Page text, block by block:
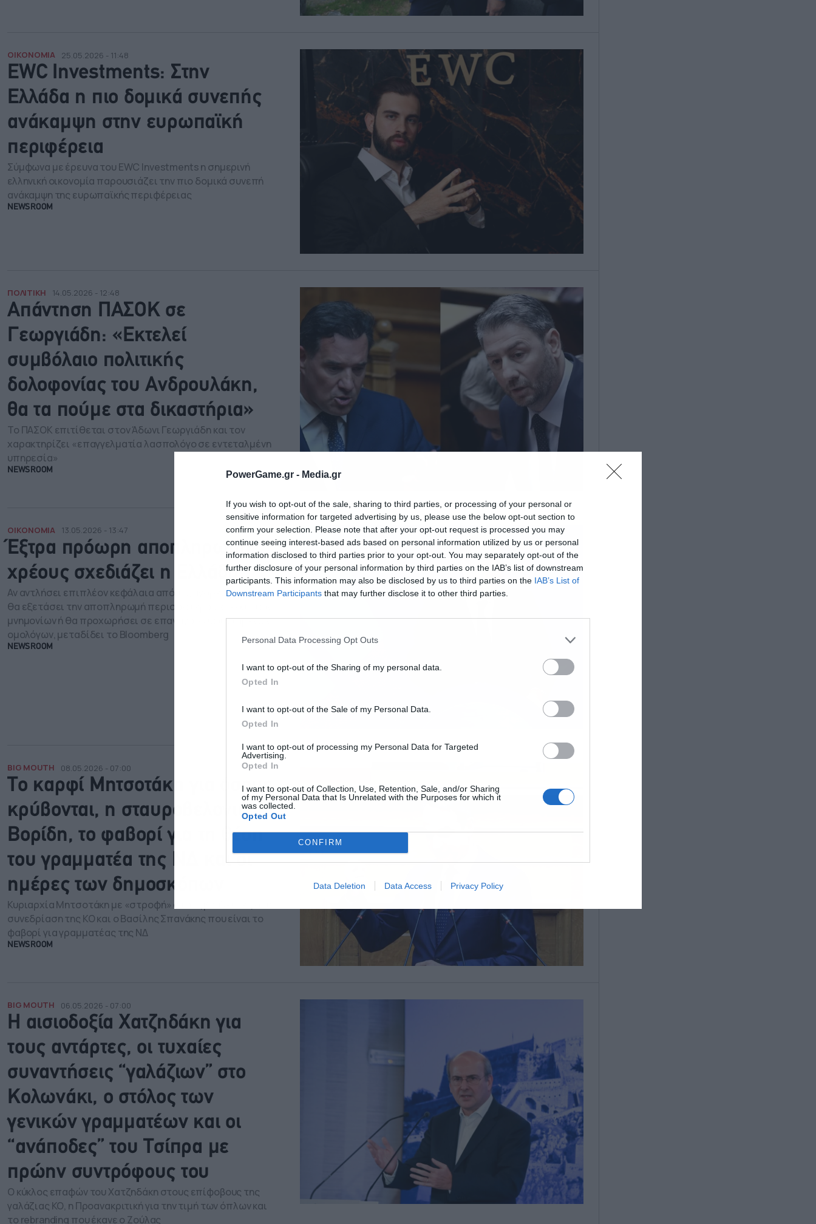
PowerGame.gr - Media.gr
If you wish to opt-out of the sale, sharing to third parties, or processing of your personal or
sensitive information for targeted advertising by us, please use the below opt-out section to
confirm your selection. Please note that after your opt-out request is processed you may
continue seeing interest-based ads based on personal information utilized by us or personal
information disclosed to third parties prior to your opt-out. You may separately opt-out of the
further disclosure of your personal information by third parties on the IAB’s list of downstream
participants. This information may also be disclosed by us to third parties on the IAB’s List of
Downstream Participants that may further disclose it to other third parties.
Personal Data Processing Opt Outs
I want to opt-out of the Sharing of my personal data.
Opted In
I want to opt-out of the Sale of my Personal Data.
Opted In
I want to opt-out of processing my Personal Data for Targeted
Advertising.
Opted In
I want to opt-out of Collection, Use, Retention, Sale, and/or Sharing
of my Personal Data that Is Unrelated with the Purposes for which it
was collected.
Opted Out
CONFIRM
Data Deletion Data Access Privacy Policy
ΟΙΚΟΝΟΜΙΑ 25.05.2026 - 11:48
EWC Investments: Στην
Ελλάδα η πιο δομικά συνεπής
ανάκαμψη στην ευρωπαϊκή
περιφέρεια
Σύμφωνα με έρευνα του EWC Investments η σημερινή
ελληνική οικονομία παρουσιάζει την πιο δομικά συνεπή
ανάκαμψη της ευρωπαϊκής περιφέρειας
NEWSROOM
ΠΟΛΙΤΙΚΗ 14.05.2026 - 12:48
Απάντηση ΠΑΣΟΚ σε
Γεωργιάδη: «Εκτελεί
συμβόλαιο πολιτικής
δολοφονίας του Ανδρουλάκη,
θα τα πούμε στα δικαστήρια»
Το ΠΑΣΟΚ επιτίθεται στον Άδωνι Γεωργιάδη και τον
χαρακτηρίζει «επαγγελματία λασπολόγο σε εντεταλμένη
υπηρεσία»
NEWSROOM
ΟΙΚΟΝΟΜΙΑ 13.05.2026 - 13:47
Έξτρα πρόωρη αποπληρωμή
χρέους σχεδιάζει η Ελλάδα
Αν αντλήσει επιπλέον κεφάλαια από τις αγορές, η χώρα
θα εξετάσει την αποπληρωμή περισσότερου χρέους των
μνημονίων ή θα προχωρήσει σε επαναγορά υφιστάμενων
ομολόγων, μεταδίδει το Bloomberg
NEWSROOM
BIG MOUTH 08.05.2026 - 07:00
Το καρφί Μητσοτάκη για όσους
κρύβονται, η σταυροβελονιά
Βορίδη, το φαβορί για τη θέση
του γραμματέα της ΝΔ και οι
ημέρες των δημοσκόπων
Κυριαρχία Μητσοτάκη με «στροφή» στους βουλευτές στη
συνεδρίαση της ΚΟ και ο Βασίλης Σπανάκης που είναι το
φαβορί για γραμματέας της ΝΔ
NEWSROOM
BIG MOUTH 06.05.2026 - 07:00
Η αισιοδοξία Χατζηδάκη για
τους αντάρτες, οι τυχαίες
συναντήσεις “γαλάζιων” στο
Κολωνάκι, o στόλος των
γενικών γραμματέων και οι
“ανάποδες” του Τσίπρα με
πρώην συντρόφους του
Ο κύκλος επαφών του Χατζηδάκη στους επίφοβους της
γαλάζιας ΚΟ, η Προανακριτική για την τιμή των όπλων και
το rebranding που έκανε ο Ζούλας